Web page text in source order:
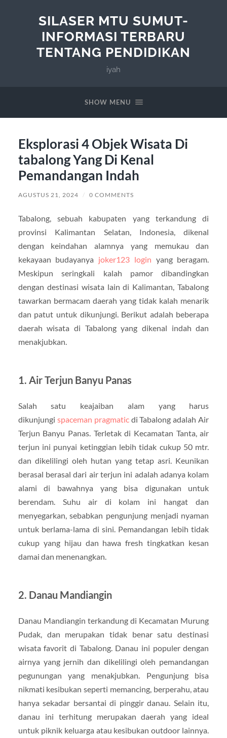
SILASER MTU SUMUT-
INFORMASI TERBARU
TENTANG PENDIDIKAN
iyah
SHOW MENU
Eksplorasi 4 Objek Wisata Di
tabalong Yang Di Kenal
Pemandangan Indah
AGUSTUS 21, 2024 / 0 COMMENTS
Tabalong, sebuah kabupaten yang terkandung di
provinsi Kalimantan Selatan, Indonesia, dikenal
dengan keindahan alamnya yang memukau dan
kekayaan budayanya joker123 login yang beragam.
Meskipun seringkali kalah pamor dibandingkan
dengan destinasi wisata lain di Kalimantan, Tabalong
tawarkan bermacam daerah yang tidak kalah menarik
dan patut untuk dikunjungi. Berikut adalah beberapa
daerah wisata di Tabalong yang dikenal indah dan
menakjubkan.
1. Air Terjun Banyu Panas
Salah satu keajaiban alam yang harus
dikunjungi spaceman pragmaticdi Tabalong adalah Air
Terjun Banyu Panas. Terletak di Kecamatan Tanta, air
terjun ini punyai ketinggian lebih tidak cukup 50 mtr.
dan dikelilingi oleh hutan yang tetap asri. Keunikan
berasal berasal dari air terjun ini adalah adanya kolam
alami di bawahnya yang bisa digunakan untuk
berendam. Suhu air di kolam ini hangat dan
menyegarkan, sebabkan pengunjung menjadi nyaman
untuk berlama-lama di sini. Pemandangan lebih tidak
cukup yang hijau dan hawa fresh tingkatkan kesan
damai dan menenangkan.
2. Danau Mandiangin
Danau Mandiangin terkandung di Kecamatan Murung
Pudak, dan merupakan tidak benar satu destinasi
wisata favorit di Tabalong. Danau ini populer dengan
airnya yang jernih dan dikelilingi oleh pemandangan
pegunungan yang menakjubkan. Pengunjung bisa
nikmati kesibukan seperti memancing, berperahu, atau
hanya sekadar bersantai di pinggir danau. Selain itu,
danau ini terhitung merupakan daerah yang ideal
untuk piknik keluarga atau kesibukan outdoor lainnya.